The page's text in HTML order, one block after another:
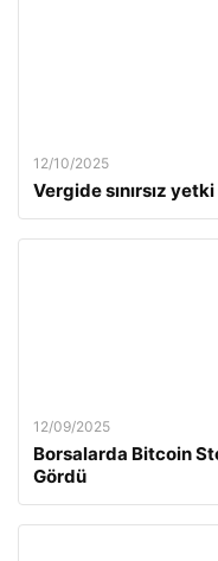
12/10/2025
Vergide sınırsız
12/09/2025
Borsalarda Bitcoin
Gördü